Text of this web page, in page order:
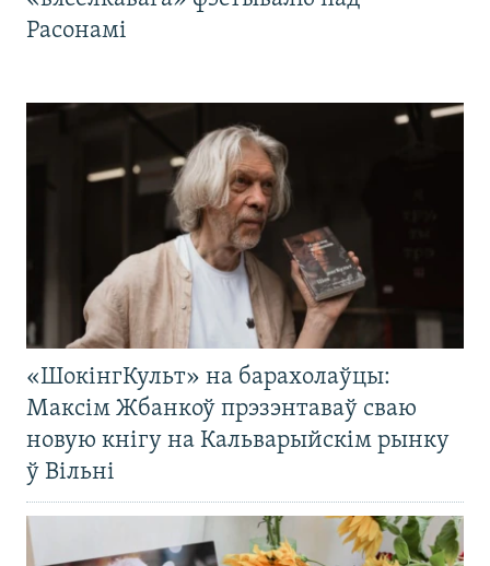
Расонамі
«ШокінгКульт» на барахолаўцы:
Максім Жбанкоў прэзэнтаваў сваю
новую кнігу на Кальварыйскім рынку
ў Вільні